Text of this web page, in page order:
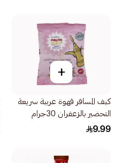
+
كيف المسافر قهوة عربية سريعة
التحضير بالزعفران 30جرام
9.99